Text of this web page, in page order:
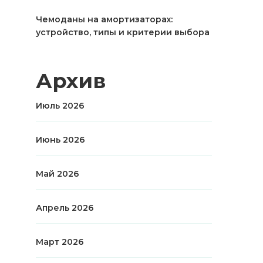
Чемоданы на амортизаторах:
устройство, типы и критерии выбора
Архив
Июль 2026
Июнь 2026
Май 2026
Апрель 2026
Март 2026